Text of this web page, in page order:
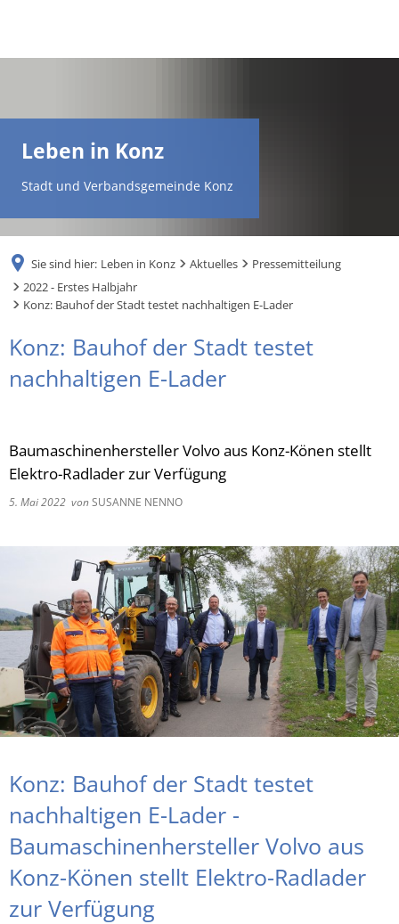
Leben in Konz
Stadt und Verbandsgemeinde Konz
Sie sind hier: Leben in Konz Aktuelles
Pressemitteilung
2022 - Erstes Halbjahr
Konz: Bauhof der Stadt testet nachhaltigen E-Lader
Konz: Bauhof der Stadt testet
nachhaltigen E-Lader
Baumaschinenhersteller Volvo aus Konz-Könen stellt
Elektro-Radlader zur Verfügung
5. Mai 2022 vonSUSANNE NENNO
Konz: Bauhof der Stadt testet
nachhaltigen E-Lader -
Baumaschinenhersteller Volvo aus
Konz-Könen stellt Elektro-Radlader
zur Verfügung